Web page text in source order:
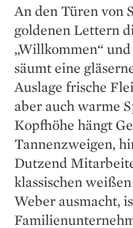
An den Türen von
goldenen Lettern
„Willkommen“
säumt eine
Auslage frische
aber auch warme
Kopfhöhe hängt
Tannenzweigen,
Dutzend
klassischen
Weber ausmacht,